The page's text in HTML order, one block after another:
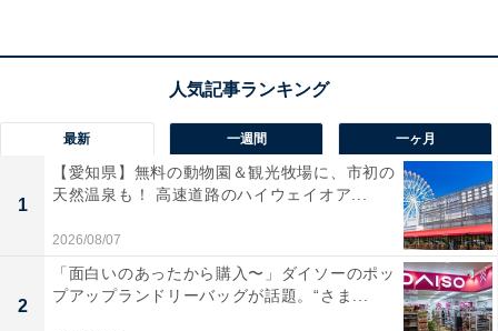
最新 一週間 一ヶ月
1
【愛知県】無料の動物園＆観光牧場に、市初の
天然温泉も！ 高速道路のハイウェイオア...
2026/08/07
2
「面白いのあったから購入〜」ダイソーのポッ
プアップランドリーバッグが話題。“さま...